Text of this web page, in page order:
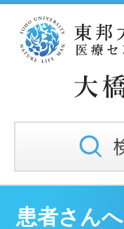
患者さんへ